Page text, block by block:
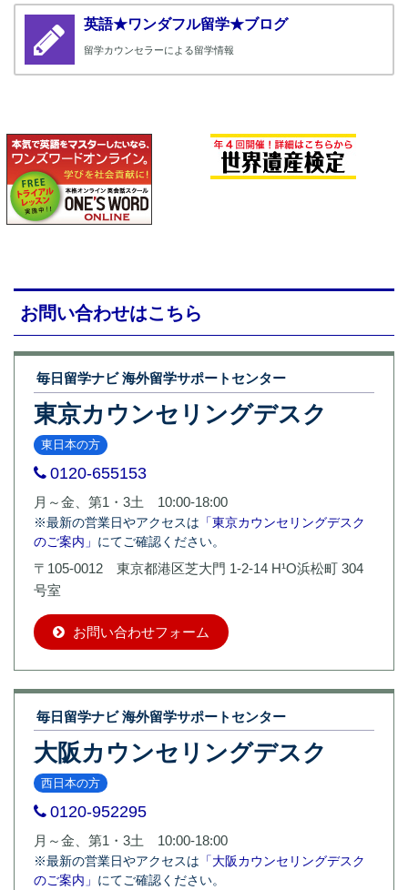
英語★ワンダフル留学★ブログ
留学カウンセラーによる留学情報
お問い合わせはこちら
毎日留学ナビ 海外留学サポートセンター
東京カウンセリングデスク
東日本の方
0120-655153
月～金、第1・3土 10:00-18:00
※最新の営業日やアクセスは 「東京カウンセリングデスク
のご案内」 にてご確認ください。
〒105-0012 東京都港区芝大門 1-2-14 H¹O浜松町 304
号室
お問い合わせフォーム
毎日留学ナビ 海外留学サポートセンター
大阪カウンセリングデスク
西日本の方
0120-952295
月～金、第1・3土 10:00-18:00
※最新の営業日やアクセスは 「大阪カウンセリングデスク
のご案内」 にてご確認ください。